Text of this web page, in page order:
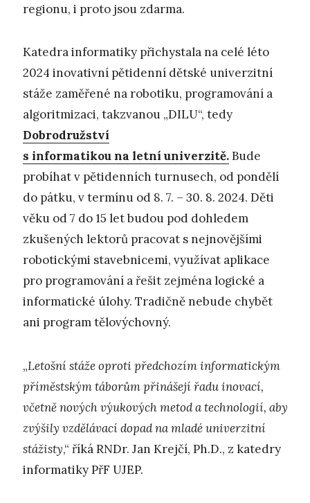
regionu, i proto jsou zdarma.
Katedra informatiky přichystala na celé léto
2024 inovativní pětidenní dětské univerzitní
stáže zaměřené na robotiku, programování a
algoritmizaci, takzvanou „DILU“, tedy
Dobrodružství
s informatikou na letní univerzitě.Bude
probíhat v pětidenních turnusech, od pondělí
do pátku, v termínu od 8. 7. – 30. 8. 2024. Děti
věku od 7 do 15 let budou pod dohledem
zkušených lektorů pracovat s nejnovějšími
robotickými stavebnicemi, využívat aplikace
pro programování a řešit zejména logické a
informatické úlohy. Tradičně nebude chybět
ani program tělovýchovný.
„Letošní stáže oproti předchozím informatickým
příměstským táborům přinášejí řadu inovací,
včetně nových výukových metod a technologií, aby
zvýšily vzdělávací dopad na mladé univerzitní
stážisty,“ říká RNDr. Jan Krejčí, Ph.D., z katedry
informatiky PřF UJEP.